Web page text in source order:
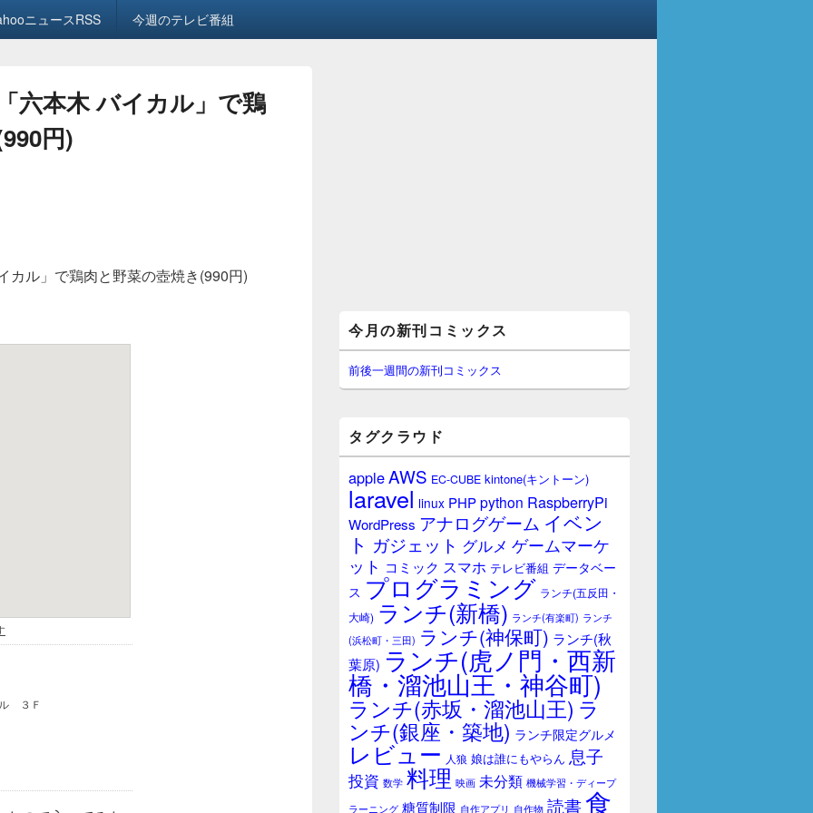
ニュースRSS 今週のテレビ番組
六本木 バイカル」で鶏
円)
カル」で鶏肉と野菜の壺焼き(990円)
イ
ン
サ
イ
ー
ジ
ッ
ト
今月の新刊コミックス
前後一週間の新刊コミックス
タグクラウド
appleAWS EC-CUBE kintone(キントーン)
laravel linux PHPpython RaspberryPi
WordPress アナログゲーム イベン
ト ガジェット グルメ ゲームマーケ
ット コミック スマホ テレビ番組 データベー
ス プログラミング ランチ(五反田・
大崎) ランチ(新橋) ランチ(有楽町) ランチ
(浜松町・三田) ランチ(神保町) ランチ(秋
葉原) ランチ(虎ノ門・西新
橋・溜池山王・神谷町)
ランチ(赤坂・溜池山王) ラ
ンチ(銀座・築地) ランチ限定グルメ
レビュー 人狼 娘は誰にもやらん 息子
投資 数学 料理 映画 未分類 機械学習・ディープ
ラーニング 糖質制限 自作アプリ 自作物 読書食